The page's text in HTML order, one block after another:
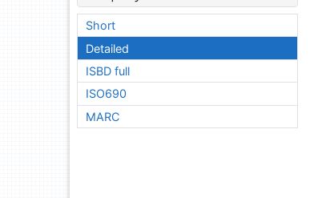
Short
Detailed
ISBD full
ISO690
MARC